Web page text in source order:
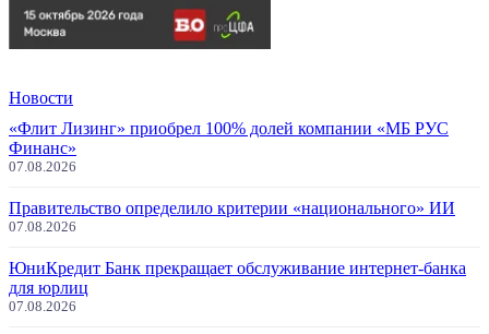
Новости
«Флит Лизинг» приобрел 100% долей компании «МБ РУС
Финанс»
07.08.2026
Правительство определило критерии «национального» ИИ
07.08.2026
ЮниКредит Банк прекращает обслуживание интернет-банка
для юрлиц
07.08.2026